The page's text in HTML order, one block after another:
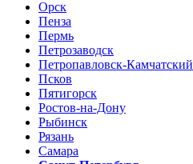
Орск
Пенза
Пермь
Петрозаводск
Петропавловск-Камчатский
Псков
Пятигорск
Ростов-на-Дону
Рыбинск
Рязань
Самара